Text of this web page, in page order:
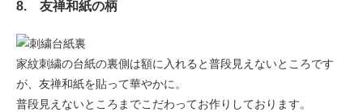
8. 友禅和紙の柄
家紋刺繍の台紙の裏側は額に入れると普段見えないところです
が、友禅和紙を貼って華やかに。
普段見えないところまでこだわってお作りしております。